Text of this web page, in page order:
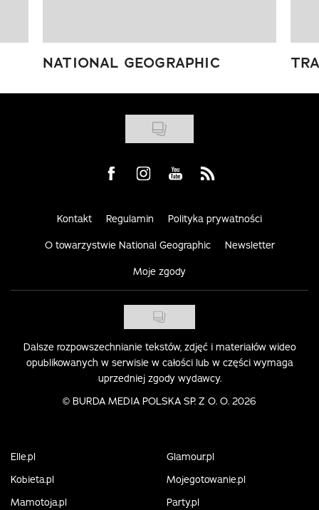
NATIONAL GEOGRAPHIC
Visit us on Facebook
Visit us on Instagram
Visit us on Youtube
Visit us on Rss
Kontakt Regulamin Polityka prywatności
O towarzystwie National Geographic Newsletter
Moje zgody
Dalsze rozpowszechnianie tekstów, zdjęć i materiałów wideo
opublikowanych w serwisie w całości lub w części wymaga
uprzedniej zgody wydawcy.
© BURDA MEDIA POLSKA SP. Z O. O. 2026
Elle.pl
Glamour.pl
Kobieta.pl
Mojegotowanie.pl
Mamotoja.pl
Party.pl